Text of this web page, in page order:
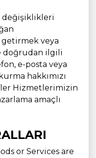
değişiklikleri
veya
doğrudan ilgili
e-posta veya
hakkımızı
Hizmetlerimizin
amaçlı
or Services are